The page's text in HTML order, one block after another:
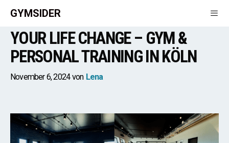
Zum
Inhalt
springen
GYMSIDER
YOUR LIFE CHANGE – GYM &
PERSONAL TRAINING IN KÖLN
November 6, 2024 von Lena